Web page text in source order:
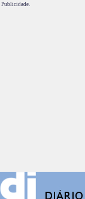
Publicidade.